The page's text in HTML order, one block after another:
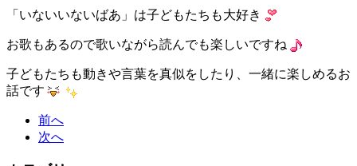
「いないいないばあ」は子どもたちも大好き
お歌もあるので歌いながら読んでも楽しいですね
子どもたちも動きや言葉を真似をしたり、一緒に楽しめるお
話です
前へ
次へ